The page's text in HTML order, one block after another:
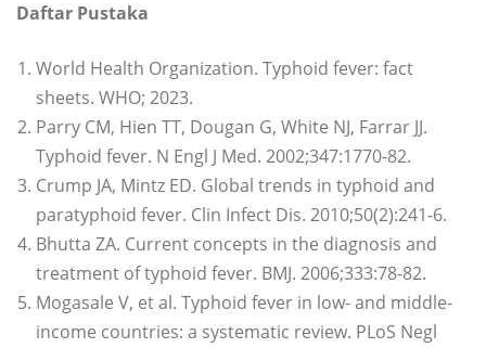
Daftar Pustaka
World Health Organization. Typhoid fever: fact
sheets. WHO; 2023.
Parry CM, Hien TT, Dougan G, White NJ, Farrar JJ.
Typhoid fever. N Engl J Med. 2002;347:1770-82.
Crump JA, Mintz ED. Global trends in typhoid and
paratyphoid fever. Clin Infect Dis. 2010;50(2):241-6.
Bhutta ZA. Current concepts in the diagnosis and
treatment of typhoid fever. BMJ. 2006;333:78-82.
Mogasale V, et al. Typhoid fever in low- and middle-
income countries: a systematic review. PLoS Negl